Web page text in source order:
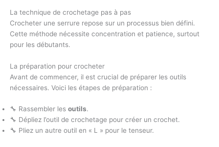
La technique de crochetage pas à pas
Crocheter une serrure repose sur un processus bien défini.
Cette méthode nécessite concentration et patience, surtout
pour les débutants.
La préparation pour crocheter
Avant de commencer, il est crucial de préparer les outils
nécessaires. Voici les étapes de préparation :
🔧 Rassembler les outils.
🔧 Dépliez l’outil de crochetage pour créer un crochet.
🔧 Pliez un autre outil en « L » pour le tenseur.